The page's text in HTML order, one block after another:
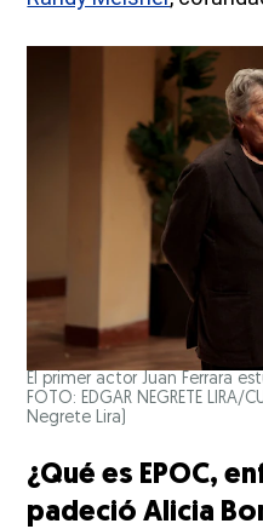
El primer actor Juan Ferrara
FOTO: EDGAR NEGRETE LIRA/
Negrete Lira)
¿Qué es EPOC,
padeció Alicia